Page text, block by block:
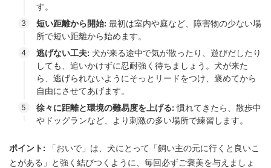
す。
短い距離から開始: 最初は室内や庭など、障害物の少ない場
所で短い距離から始めます。
逃げない工夫: 犬が来る途中で気が散ったり、遊びだしたり
しても、追いかけずに忍耐強く待ちましょう。犬が来た
ら、逃げられないようにそっとリードをつけ、褒めてから
自由にさせてあげます。
徐々に距離と環境の難易度を上げる:慣れてきたら、散歩中
やドッグランなど、より刺激の多い場所で練習します。
ポイント: 「おいで」は、犬にとって「飼い主の元に行くと良いこ
とがある」と強く結びつくように、毎回必ずご褒美を与えましょ